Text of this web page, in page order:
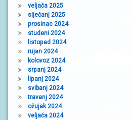
veljača 2025
siječanj 2025
prosinac 2024
studeni 2024
listopad 2024
rujan 2024
kolovoz 2024
srpanj 2024
lipanj 2024
svibanj 2024
travanj 2024
ožujak 2024
veljača 2024